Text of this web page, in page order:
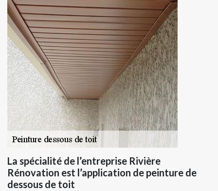
La spécialité de l’entreprise Rivière
Rénovation est l’application de peinture de
dessous de toit